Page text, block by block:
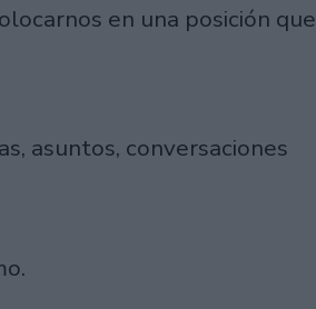
en una posición que
asuntos, conversaciones